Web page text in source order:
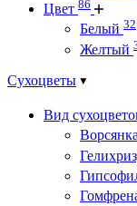
Цвет 86
Белый 32
Желтый
Сухоцветы
Вид
Ворсянка